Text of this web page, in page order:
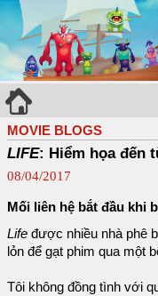
MOVIE BLOGS
LIFE: Hiểm họa đến
08/04/2017
Mối liên hệ bắt đầu khi
Life được nhiều nhà phê
lỏn để gạt phim qua một
Tôi không đồng tình với